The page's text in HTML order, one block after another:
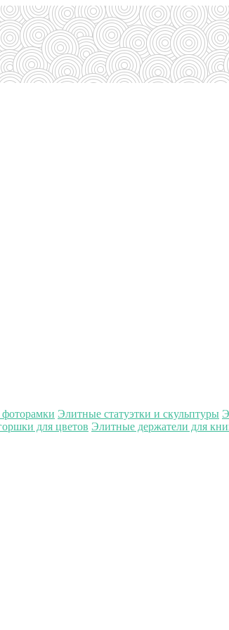
Элитные статуэтки и скульптуры
для цветов Элитные держатели для